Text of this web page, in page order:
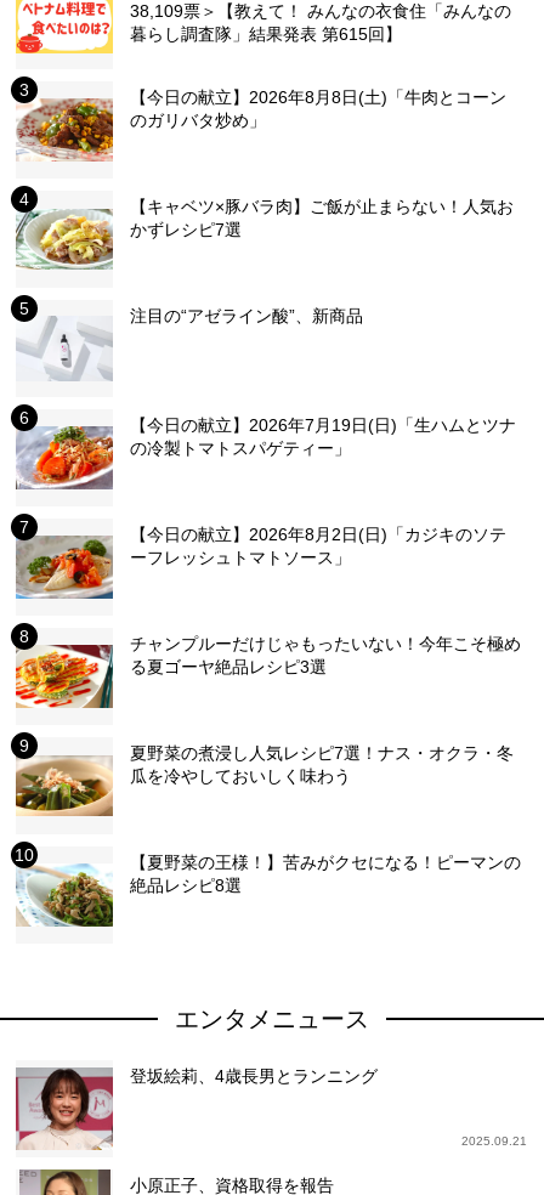
38,109票＞【教えて！ みんなの衣食住「みんなの
暮らし調査隊」結果発表 第615回】
【今日の献立】2026年8月8日(土)「牛肉とコーン
のガリバタ炒め」
【キャベツ×豚バラ肉】ご飯が止まらない！人気お
かずレシピ7選
注目の“アゼライン酸”、新商品
【今日の献立】2026年7月19日(日)「生ハムとツナ
の冷製トマトスパゲティー」
【今日の献立】2026年8月2日(日)「カジキのソテ
ーフレッシュトマトソース」
チャンプルーだけじゃもったいない！今年こそ極め
る夏ゴーヤ絶品レシピ3選
夏野菜の煮浸し人気レシピ7選！ナス・オクラ・冬
瓜を冷やしておいしく味わう
【夏野菜の王様！】苦みがクセになる！ピーマンの
絶品レシピ8選
エンタメニュース
登坂絵莉、4歳長男とランニング
2025.09.21
小原正子、資格取得を報告